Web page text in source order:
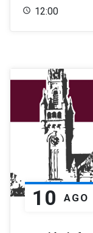
12:00
10 AGO